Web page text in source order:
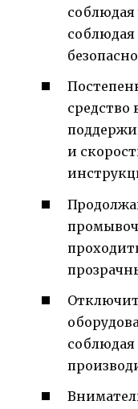
соблюдая
средство
и